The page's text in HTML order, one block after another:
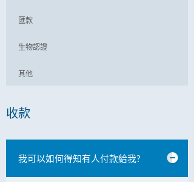
匯款
生物認證
其他
收款
我可以如何得知有人付款給我?